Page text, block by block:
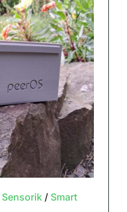
Sensorik/ Smart